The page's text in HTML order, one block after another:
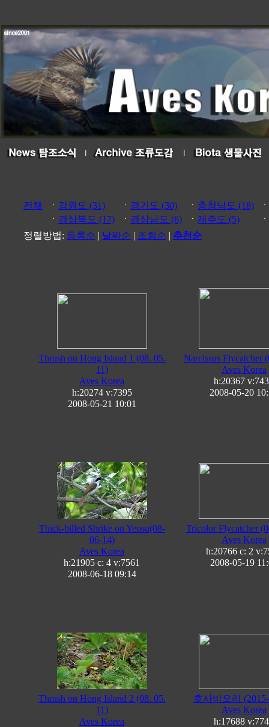
전체 ㆍ 강원도 (31) ㆍ 경기도 (30) ㆍ 충청남도 (18)
ㆍ
ㆍ 경상북도 (17) ㆍ 경상남도 (6) ㆍ 제주도 (5)
ㆍ
정렬방법: 등록순 | 날짜순 | 조회순 | 추천순
Thrush on Hong Island 1 (08. 05.
11)
Aves Korea
h:20274 v:7395
2008-05-21 10:01
Narcissus Flycatcher
Aves Korea
h:20367
2008-05-20
Thick-billed Shrike on Yeosu(08-
06-14)
Aves Korea
h:21905 c: 4 v:7561
2008-06-18 09:14
Tricolor Flycatcher
Aves Korea
h:20766 c: 2
2008-05-19
Thrush on Hong Island 2 (08. 05.
11)
Aves Korea
호사비오리
Aves Korea
h:17688